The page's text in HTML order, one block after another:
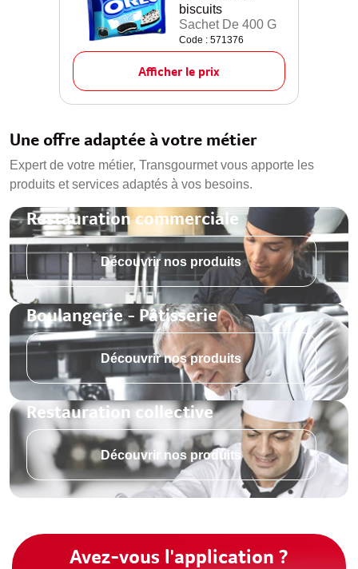
biscuits
Sachet De 400 G
Code : 571376
Afficher le prix
Une offre adaptée à votre métier
Expert de votre métier, Transgourmet vous apporte les
produits et services adaptés à vos besoins.
Restauration commerciale
Découvrir nos produits
Boulangerie - Pâtisserie
Découvrir nos produits
Restauration collective
Découvrir nos produits
Avez-vous l'application ?